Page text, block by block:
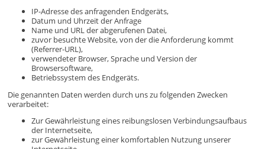
IP-Adresse des anfragenden Endgeräts,
Datum und Uhrzeit der Anfrage
Name und URL der abgerufenen Datei,
zuvor besuchte Website, von der die Anforderung kommt
(Referrer-URL),
verwendeter Browser, Sprache und Version der
Browsersoftware,
Betriebssystem des Endgeräts.
Die genannten Daten werden durch uns zu folgenden Zwecken
verarbeitet:
Zur Gewährleistung eines reibungslosen Verbindungsaufbaus
der Internetseite,
zur Gewährleistung einer komfortablen Nutzung unserer